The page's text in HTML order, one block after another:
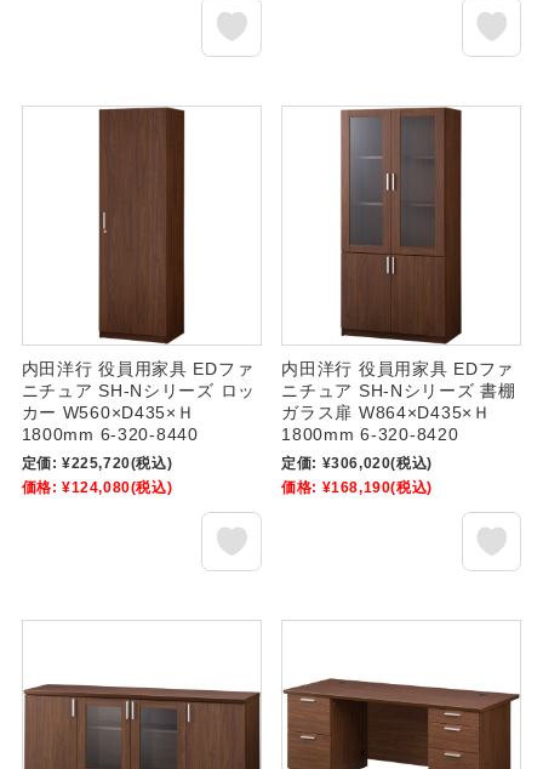
内田洋行 役員用家具 EDファ
ニチュア SH-Nシリーズ ロッ
カー W560×D435×Ｈ
1800mm 6-320-8440
定価: ¥225,720(税込)
価格: ¥124,080(税込)
内田洋行 役員用家具 EDファ
ニチュア SH-Nシリーズ 書棚
ガラス扉 W864×D435×Ｈ
1800mm 6-320-8420
定価: ¥306,020(税込)
価格: ¥168,190(税込)